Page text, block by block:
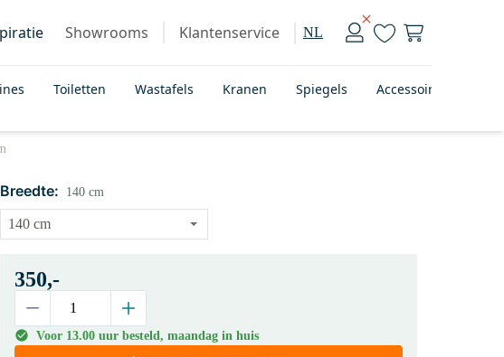
Showrooms Klantenservice NL
Toiletten Wastafels Kranen Spiegels Accessoires
Breedte: 140 cm
350,-
Voor 13.00 uur besteld, maandag in huis